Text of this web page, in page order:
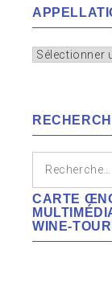
Appellation,
Rechercher :
CARTE
WINE-